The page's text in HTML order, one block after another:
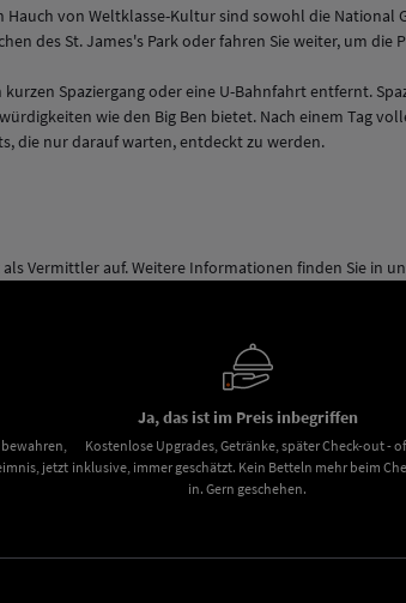
von Weltklasse-Kultur sind sowohl die
des St. James's Park oder fahren Sie weiter, um die
Spaziergang oder eine U-Bahnfahrt entfernt.
wie den Big Ben bietet. Nach einem Tag
die nur darauf warten, entdeckt zu werden.
Vermittler auf. Weitere Informationen finden Sie in
bewahren,
jetzt
Ja, das ist im Preis inbegriffen
Kostenlose Upgrades, Getränke, später Check-out -
inklusive, immer geschätzt. Kein Betteln mehr beim
in. Gern geschehen.